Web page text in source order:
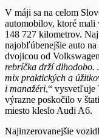
V máji sa na celom
automobilov, ktoré mali
148 727 kilometrov.
najobľúbenejšie auto
dvojicou od
rebríčka drží dlhodobo.
mix praktických a
i manažéri,“ vysvetľuje
výrazne poskočilo v
miesto kleslo Audi A6.
Najinzerovanejšie